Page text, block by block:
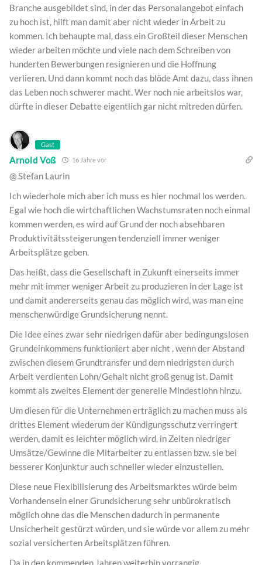
Branche ausgebildet sind, in der das Personalangebot einfach
zu hoch ist, hilft man damit aber nicht wieder in Arbeit zu
kommen. Ich behaupte mal, dass ein Großteil dieser Menschen
wieder arbeiten möchte und viele nach dem Schreiben von
hunderten Bewerbungen resignieren und die Hoffnung
verlieren. Und dann kommt noch das blöde Amt dazu, dass ihnen
das Leben noch schwerer macht. Wer noch nie arbeitslos war,
dürfte in dieser Debatte eigentlich gar nicht mitreden dürfen.
Gast
Arnold Voß 16 Jahre vor
@ Stefan Laurin
Ich wiederhole mich aber ich muss es hier nochmal los werden.
Egal wie hoch die wirtchaftlichen Wachstumsraten noch einmal
kommen werden, es wird auf Grund der noch absehbaren
Produktivitätssteigerungen tendenziell immer weniger
Arbeitsplätze geben.
Das heißt, dass die Gesellschaft in Zukunft einerseits immer
mehr mit immer weniger Arbeit zu produzieren in der Lage ist
und damit andererseits genau das möglich wird, was man eine
menschenwürdige Grundsicherung nennt.
Die Idee eines zwar sehr niedrigen dafür aber bedingungslosen
Grundeinkommens funktioniert aber nicht , wenn der Abstand
zwischen diesem Grundtransfer und dem niedrigsten durch
Arbeit verdienten Lohn/Gehalt nicht groß genug ist. Damit
kommt als zweites Element der generelle Mindestlohn hinzu.
Um diesen für die Unternehmen erträglich zu machen muss als
drittes Element wiederum der Kündigungsschutz verringert
werden, damit es leichter möglich wird, in Zeiten niedriger
Umsätze/Gewinne die Mitarbeiter zu entlassen bzw. sie bei
besserer Konjunktur auch schneller wieder einzustellen.
Diese neue Flexibilisierung des Arbeitsmarktes würde beim
Vorhandensein einer Grundsicherung sehr unbürokratisch
möglich ohne das die Menschen dadurch in permanente
Unsicherheit gestürzt würden, und sie würde vor allem zu mehr
sozial versicherten Arbeitsplätzen führen.
Da in den kommenden Jahren weiterhin vorrangig